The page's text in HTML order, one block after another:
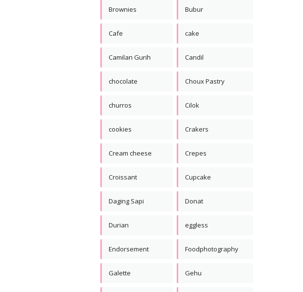
Brownies Bubur
Cafe cake
Camilan Gurih Candil
chocolate Choux Pastry
churros Cilok
cookies Crakers
Cream cheese Crepes
Croissant Cupcake
Daging Sapi Donat
Durian eggless
Endorsement Foodphotography
Galette Gehu